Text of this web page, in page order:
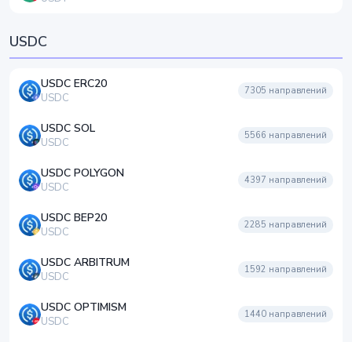
USDC
USDC ERC20
USDC
7305 направлений
USDC SOL
USDC
5566 направлений
USDC POLYGON
USDC
4397 направлений
USDC BEP20
USDC
2285 направлений
USDC ARBITRUM
USDC
1592 направлений
USDC OPTIMISM
USDC
1440 направлений